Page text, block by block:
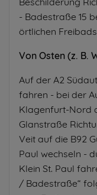
- Badestraße 15
örtlichen
Von Osten (z. B.
Auf der A2
fahren - bei der
Klagenfurt-Nord
Glanstraße
Veit auf die B92
Paul wechseln -
Klein St. Paul
/ Badestraße“